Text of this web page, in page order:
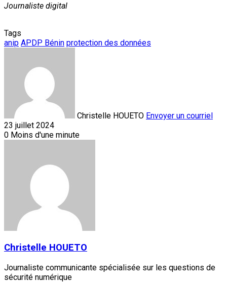
Journaliste digital
Tags
anip APDP Bénin protection des données
Christelle HOUETO Envoyer un courriel
23 juillet 2024
0 Moins d'une minute
Christelle HOUETO
Journaliste communicante spécialisée sur les questions de
sécurité numérique